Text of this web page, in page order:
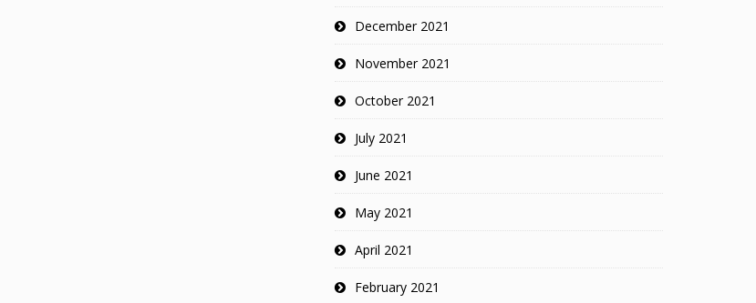
December 2021
November 2021
October 2021
July 2021
June 2021
May 2021
April 2021
February 2021